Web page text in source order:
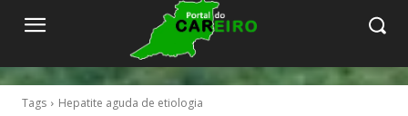
Tags Hepatite aguda de etiologia